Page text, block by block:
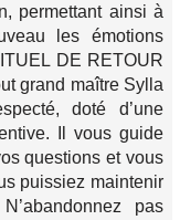
permettant ainsi à
les émotions
DE RETOUR
grand maître Sylla
doté d’une
Il vous guide
questions et vous
puissiez maintenir
pas